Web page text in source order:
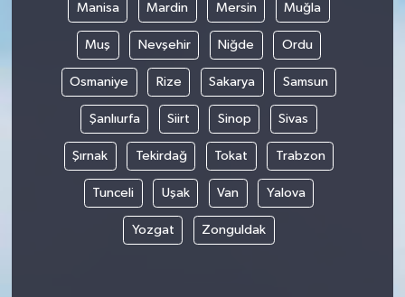
Manisa Mardin Mersin Muğla
Muş Nevşehir Niğde Ordu
Osmaniye Rize Sakarya Samsun
Şanlıurfa Siirt Sinop Sivas
Şırnak Tekirdağ Tokat Trabzon
Tunceli Uşak Van Yalova
Yozgat Zonguldak